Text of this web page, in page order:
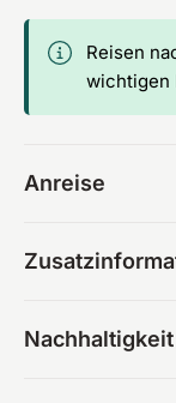
Reisen
wichtigen
Anreise
Nachhaltigkeit